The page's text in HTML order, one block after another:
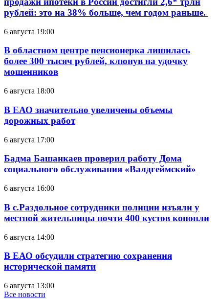
рублей: это на 38% больше, чем годом раньше.
6 августа 19:00
В областном центре пенсионерка лишилась
более 300 тысяч рублей, клюнув на удочку
мошенников
6 августа 18:00
В ЕАО значительно увеличены объемы
дорожных работ
6 августа 17:00
Бадма Башанкаев проверил работу Дома
социального обслуживания «Валдгеймский»
6 августа 16:00
В с.Раздольное сотрудники полиции изъяли у
местной жительницы почти 400 кустов конопли
6 августа 14:00
В ЕАО обсудили стратегию сохранения
исторической памяти
6 августа 13:00
Все новости